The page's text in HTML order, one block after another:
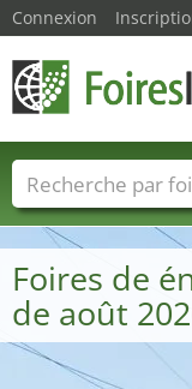
Foires de
de août
Connexion
Foire noms
Secteurs du